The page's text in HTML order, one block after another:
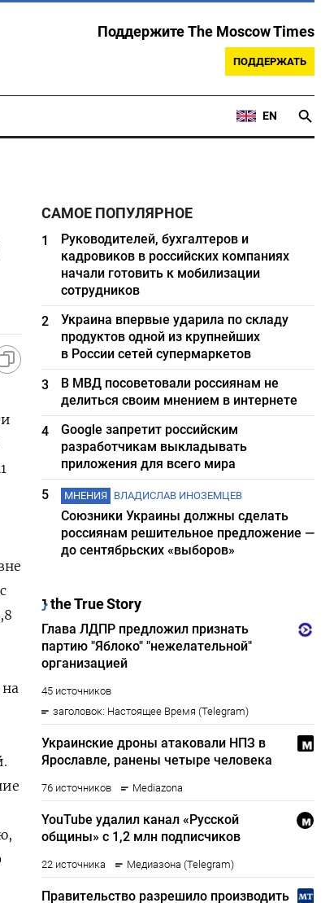
Поддержите The Moscow Times
ПОДДЕРЖАТЬ
EN
САМОЕ ПОПУЛЯРНОЕ
1
Руководителей, бухгалтеров и
кадровиков в российских компаниях
начали готовить к мобилизации
сотрудников
2
Украина впервые ударила по складу
продуктов одной из крупнейших
в России сетей супермаркетов
3
В МВД посоветовали россиянам не
делиться своим мнением в интернете
4
Google запретит российским
разработчикам выкладывать
приложения для всего мира
5
МНЕНИЯ ВЛАДИСЛАВ ИНОЗЕМЦЕВ
Союзники Украины должны сделать
россиянам решительное предложение —
до сентябрьских «выборов»